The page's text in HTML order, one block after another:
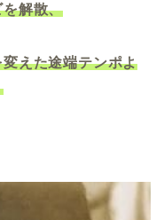
解散、
えた途端テンポよ